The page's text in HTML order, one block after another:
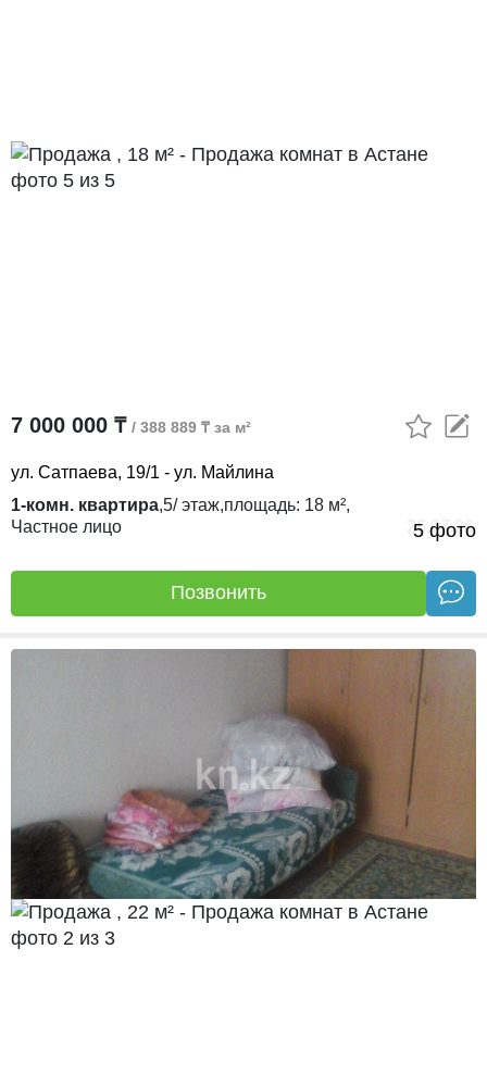
5 фото
7 000 000 ₸ / 388 889 ₸ за м²
ул. Сатпаева, 19/1 - ул. Майлина
1-комн. квартира,5/ этаж,площадь: 18 м²,
Частное лицо
26.07.26
Позвонить